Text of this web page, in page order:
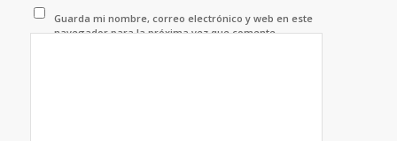
Guarda mi nombre, correo electrónico y web en este
navegador para la próxima vez que comente.